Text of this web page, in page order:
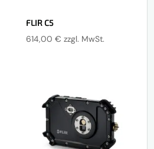
FLIR C5
614,00€ zzgl. MwSt.